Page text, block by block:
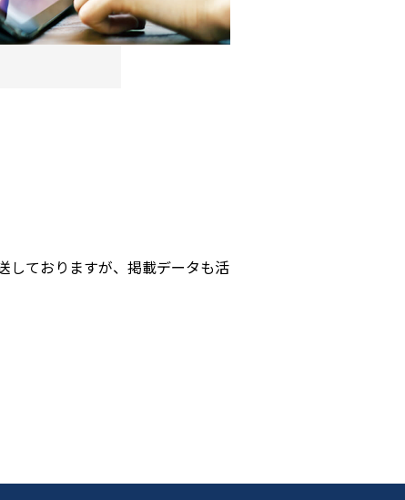
しておりますが、掲載データも活